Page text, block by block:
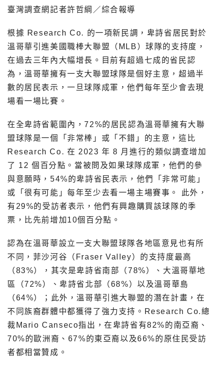
臺灣調查網記者許哲綱／綜合報導
根據 Research Co. 的一項新民調，卑詩省居民對於
溫哥華引進美國職棒大聯盟（MLB）球隊的支持度，
在過去三年內大幅增長。目前有超過七成的省民認
為，溫哥華擁有一支大聯盟球隊是個好主意，超過半
數的居民表示，一旦球隊成軍，他們每年至少會去現
場看一場比賽。
在全卑詩省範圍內，72%的居民認為溫哥華擁有大聯
盟球隊是一個「非常棒」或「不錯」的主意，這比
Research Co. 在 2023 年 8 月進行的類似調查增加
了 12 個百分點。當被問及如果球隊成軍，他們的參
與意願時，54%的卑詩省民表示，他們「非常可能」
或「很有可能」每年至少去看一場主場賽事。 此外，
有29%的受訪者表示，他們有興趣購買該球隊的季
票，比先前增加10個百分點。
認為在溫哥華設立一支大聯盟球隊各地區意見也有所
不同，菲沙河谷（Fraser Valley）的支持度最高
（83%），其次是卑詩省南部（78%）、大溫哥華地
區（72%）、卑詩省北部（68%）以及溫哥華島
（64%）；此外，溫哥華引進大聯盟的潛在計畫，在
不同族裔群體中都獲得了強力支持。Research Co.總
裁Mario Canseco指出，在卑詩省有82%的南亞裔、
70%的歐洲裔、67%的東亞裔以及66%的原住民受訪
者都相當贊成。